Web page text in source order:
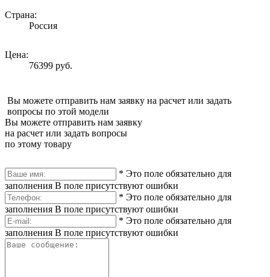
Страна:
Россия
Цена:
76399 руб.
Вы можете отправить нам заявку на расчет или задать
вопросы по этой модели
Вы можете отправить нам заявку
на расчет или задать вопросы
по этому товару
* Это поле обязательно для
заполнения В поле присутствуют ошибки
* Это поле обязательно для
заполнения В поле присутствуют ошибки
* Это поле обязательно для
заполнения В поле присутствуют ошибки